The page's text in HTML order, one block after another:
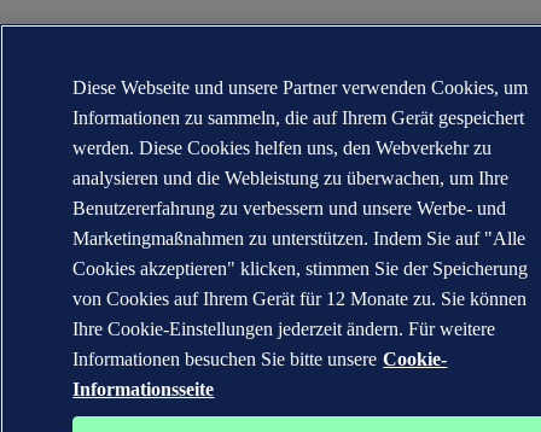
Diese Webseite und unsere Partner verwenden Cookies, um
Informationen zu sammeln, die auf Ihrem Gerät gespeichert
werden. Diese Cookies helfen uns, den Webverkehr zu
analysieren und die Webleistung zu überwachen, um Ihre
Benutzererfahrung zu verbessern und unsere Werbe- und
Marketingmaßnahmen zu unterstützen. Indem Sie auf "Alle
Cookies akzeptieren" klicken, stimmen Sie der Speicherung
von Cookies auf Ihrem Gerät für 12 Monate zu. Sie können
Ihre Cookie-Einstellungen jederzeit ändern. Für weitere
Informationen besuchen Sie bitte unsere Cookie-
Informationsseite